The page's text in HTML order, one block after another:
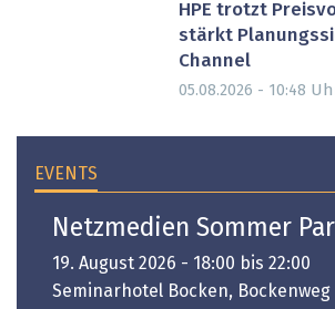
HPE trotzt
stärkt
Channel
05.08.2026 - 10:48
EVENTS
Netzmedien Sommer
19. August 2026 - 18:00 bis 22:00
Seminarhotel Bocken, Bockenweg